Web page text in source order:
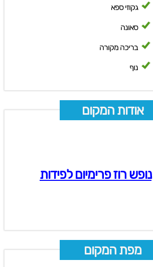
גקוזי ספא
סאונה
בריכה מקורה
נוף
אודות המקום
נופש רוז פרימיום לפידות
מפת המקום